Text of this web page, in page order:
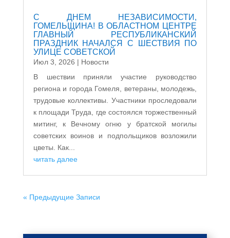
С ДНЕМ НЕЗАВИСИМОСТИ,
ГОМЕЛЬЩИНА! В ОБЛАСТНОМ ЦЕНТРЕ
ГЛАВНЫЙ РЕСПУБЛИКАНСКИЙ
ПРАЗДНИК НАЧАЛСЯ С ШЕСТВИЯ ПО
УЛИЦЕ СОВЕТСКОЙ
Июл 3, 2026 | Новости
В шествии приняли участие руководство
региона и города Гомеля, ветераны, молодежь,
трудовые коллективы. Участники проследовали
к площади Труда, где состоялся торжественный
митинг, к Вечному огню у братской могилы
советских воинов и подпольщиков возложили
цветы. Как...
читать далее
« Предыдущие Записи